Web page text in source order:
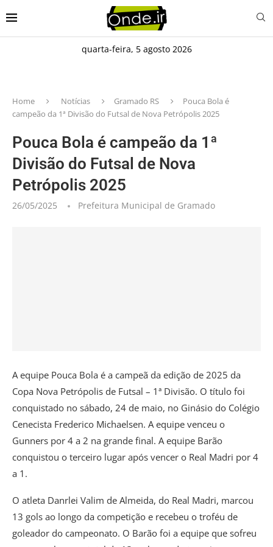
quarta-feira, 5 agosto 2026
Home Notícias Gramado RS
Pouca Bola é
campeão da 1ª Divisão do Futsal de Nova Petrópolis 2025
Pouca Bola é campeão da 1ª
Divisão do Futsal de Nova
Petrópolis 2025
26/05/2025 Prefeitura Municipal de Gramado
A equipe Pouca Bola é a campeã da edição de 2025 da
Copa Nova Petrópolis de Futsal – 1ª Divisão. O título foi
conquistado no sábado, 24 de maio, no Ginásio do Colégio
Cenecista Frederico Michaelsen. A equipe venceu o
Gunners por 4 a 2 na grande final. A equipe Barão
conquistou o terceiro lugar após vencer o Real Madri por 4
a 1.
O atleta Danrlei Valim de Almeida, do Real Madri, marcou
13 gols ao longo da competição e recebeu o troféu de
goleador do campeonato. O Barão foi a equipe que sofreu